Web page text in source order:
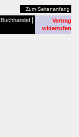
Zum Seitenanfang
Buchhandel
Vertrag
widerrufen